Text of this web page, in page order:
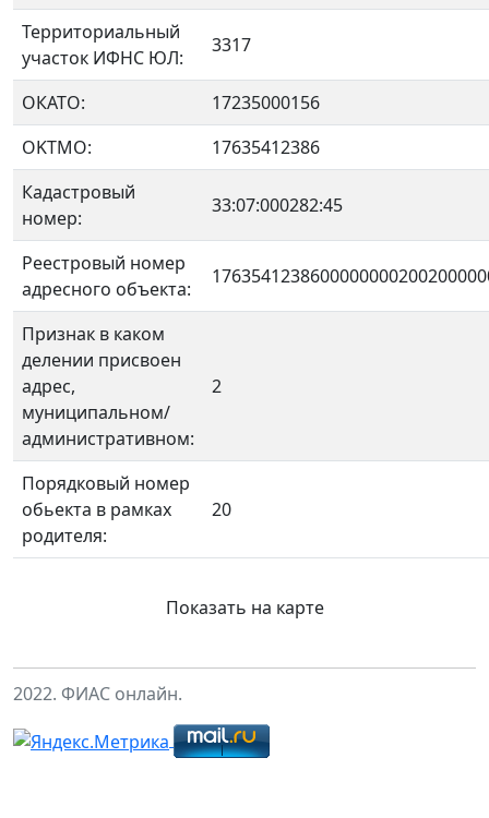
Территориальный
участок ИФНС ЮЛ:
3317
ОКАТО:
17235000156
OKTMO:
17635412386
Кадастровый
номер:
33:07:000282:45
Реестровый номер
адресного объекта:
Признак в каком
делении присвоен
адрес,
муниципальном/
административном:
2
Порядковый номер
обьекта в рамках
родителя:
20
Показать на карте
2022. ФИАС онлайн.